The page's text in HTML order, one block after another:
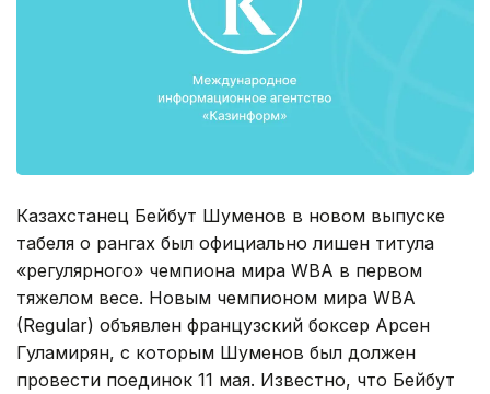
Казахстанец Бейбут Шуменов в новом выпуске
табеля о рангах был официально лишен титула
«регулярного» чемпиона мира WBA в первом
тяжелом весе. Новым чемпионом мира WBA
(Regular) объявлен французский боксер Арсен
Гуламирян, с которым Шуменов был должен
провести поединок 11 мая. Известно, что Бейбут